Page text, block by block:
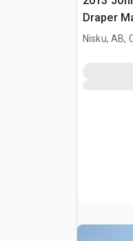
Draper
Nisku, AB,